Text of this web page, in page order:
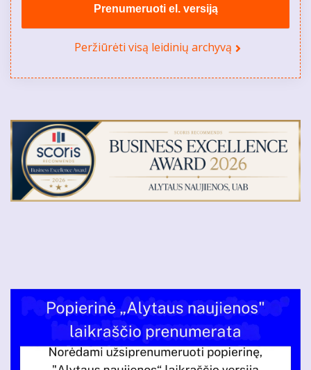
Prenumeruoti el. versiją
Peržiūrėti visą leidinių archyvą